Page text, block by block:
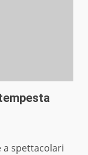
a spettacolari